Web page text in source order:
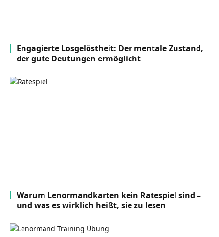
Engagierte Losgelöstheit: Der mentale Zustand,
der gute Deutungen ermöglicht
Warum Lenormandkarten kein Ratespiel sind –
und was es wirklich heißt, sie zu lesen